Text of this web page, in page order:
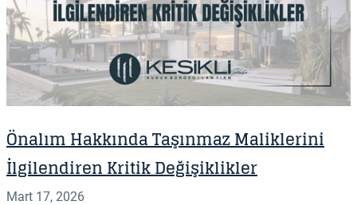
Önalım Hakkında Taşınmaz Maliklerini
İlgilendiren Kritik Değişiklikler
Mart 17, 2026